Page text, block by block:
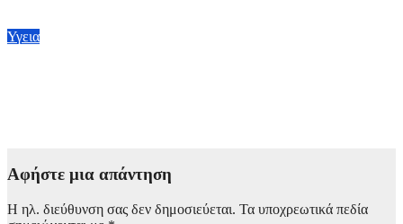
Υγεια
Αφήστε μια απάντηση
Η ηλ. διεύθυνση σας δεν δημοσιεύεται. Τα υποχρεωτικά πεδία